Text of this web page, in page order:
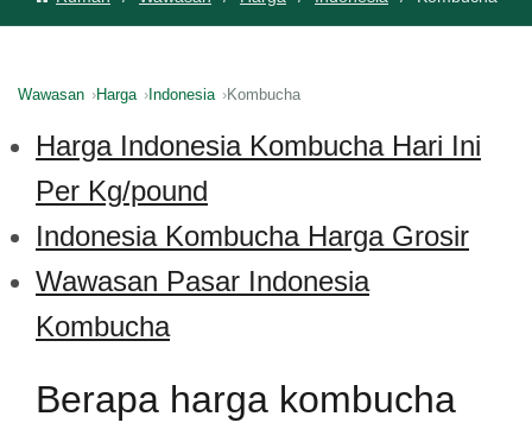
Wawasan Harga Indonesia Kombucha
Harga Indonesia Kombucha Hari Ini
Per Kg/pound
Indonesia Kombucha Harga Grosir
Wawasan Pasar Indonesia
Kombucha
Berapa harga kombucha